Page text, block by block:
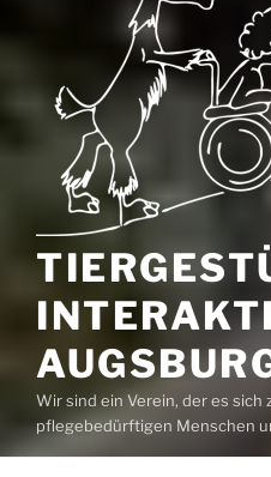
Wir sind ein Verein, der es
pflegebedürftigen Menschen